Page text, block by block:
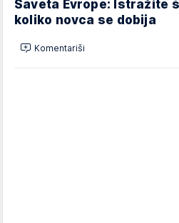
Saveta Evrope: Istražite
koliko novca se dobija
Komentariši